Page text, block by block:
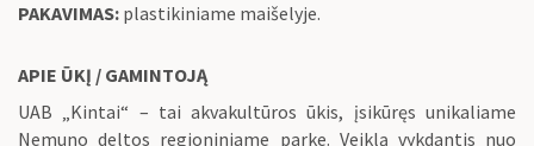
PAKAVIMAS: plastikiniame maišelyje.
APIE ŪKĮ / GAMINTOJĄ
UAB „Kintai“ – tai akvakultūros ūkis, įsikūręs unikaliame
Nemuno deltos regioniniame parke. Veiklą vykdantis nuo